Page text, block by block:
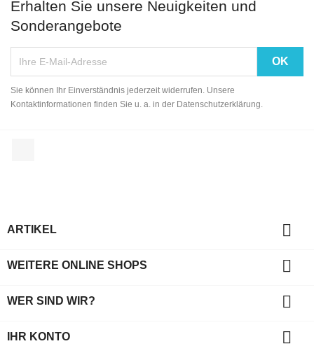
Erhalten Sie unsere Neuigkeiten und
Sonderangebote
Sie können Ihr Einverständnis jederzeit widerrufen. Unsere
Kontaktinformationen finden Sie u. a. in der Datenschutzerklärung.
ARTIKEL 
WEITERE ONLINE SHOPS 
WER SIND WIR? 
IHR KONTO 